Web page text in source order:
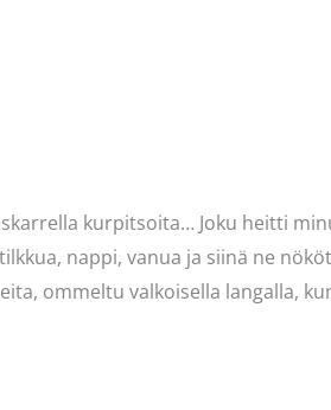
kurpitsoita… Joku heitti
nappi, vanua ja siinä ne
ommeltu valkoisella langalla,